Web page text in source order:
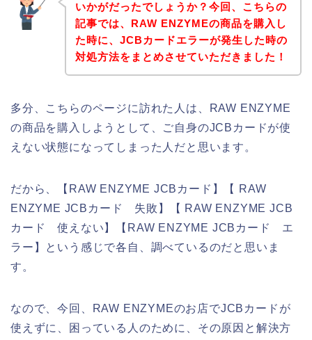
いかがだったでしょうか？今回、こちらの
記事では、RAW ENZYMEの商品を購入し
た時に、JCBカードエラーが発生した時の
対処方法をまとめさせていただきました！
多分、こちらのページに訪れた人は、RAW ENZYME
の商品を購入しようとして、ご自身のJCBカードが使
えない状態になってしまった人だと思います。
だから、【RAW ENZYME JCBカード】【 RAW
ENZYME JCBカード 失敗】【 RAW ENZYME JCB
カード 使えない】【RAW ENZYME JCBカード エ
ラー】という感じで各自、調べているのだと思いま
す。
なので、今回、RAW ENZYMEのお店でJCBカードが
使えずに、困っている人のために、その原因と解決方